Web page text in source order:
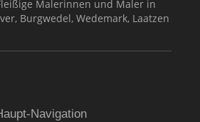
Malerinnen und Maler in
Burgwedel, Wedemark, Laatzen
Navigation